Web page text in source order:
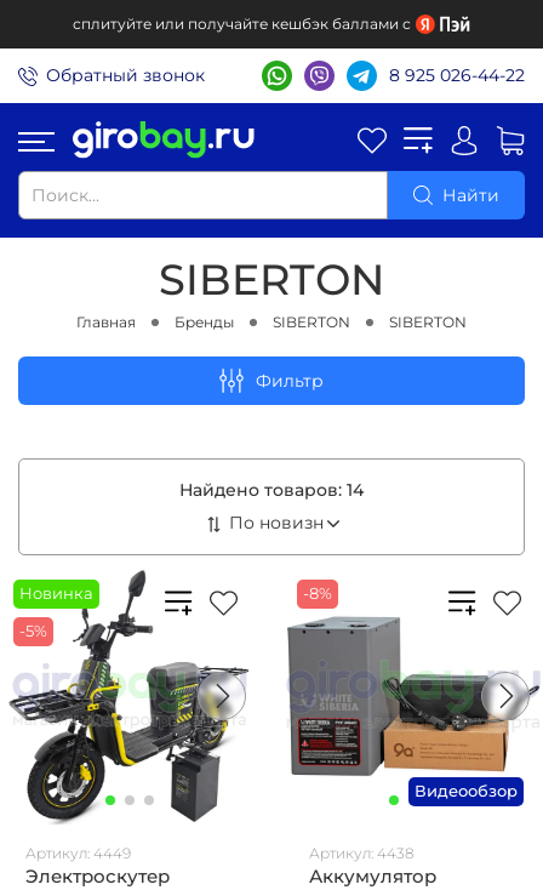
сплитуйте или получайте кешбэк баллами с
Обратный звонок 8 925 026-44-22
Найти
SIBERTON
Главная Бренды SIBERTON SIBERTON
Найдено товаров: 14
Новинка
-5%
Артикул: 4449
Электроскутер
-8%
Видеообзор
Артикул: 4438
Аккумулятор
Фильтр